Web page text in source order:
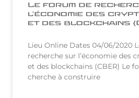
Le forum de
l’économie des
et des blockchains
Lieu Online Dates 04/06/2020
recherche sur l’économie des
et des blockchains (CBER) Le
cherche à construire